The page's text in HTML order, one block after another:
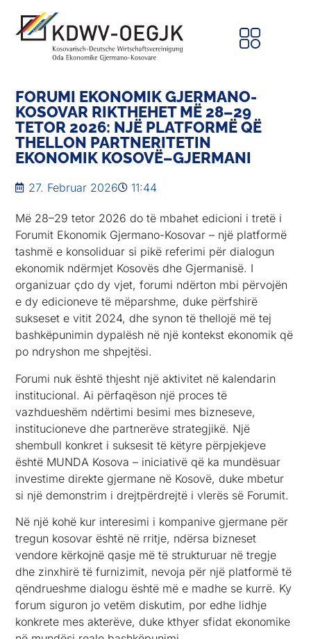
FORUMI EKONOMIK GJERMANO-
KOSOVAR RIKTHEHET MË 28–29
TETOR 2026: NJË PLATFORMË QË
THELLON PARTNERITETIN
EKONOMIK KOSOVË–GJERMANI
27. Februar 2026 11:44
Më 28–29 tetor 2026 do të mbahet edicioni i tretë i
Forumit Ekonomik Gjermano-Kosovar – një platformë
tashmë e konsoliduar si pikë referimi për dialogun
ekonomik ndërmjet Kosovës dhe Gjermanisë. I
organizuar çdo dy vjet, forumi ndërton mbi përvojën
e dy edicioneve të mëparshme, duke përfshirë
sukseset e vitit 2024, dhe synon të thellojë më tej
bashkëpunimin dypalësh në një kontekst ekonomik që
po ndryshon me shpejtësi.
Forumi nuk është thjesht një aktivitet në kalendarin
institucional. Ai përfaqëson një proces të
vazhdueshëm ndërtimi besimi mes bizneseve,
institucioneve dhe partnerëve strategjikë. Një
shembull konkret i suksesit të këtyre përpjekjeve
është MUNDA Kosova – iniciativë që ka mundësuar
investime direkte gjermane në Kosovë, duke mbetur
si një demonstrim i drejtpërdrejtë i vlerës së Forumit.
Në një kohë kur interesimi i kompanive gjermane për
tregun kosovar është në rritje, ndërsa bizneset
vendore kërkojnë qasje më të strukturuar në tregje
dhe zinxhirë të furnizimit, nevoja për një platformë të
qëndrueshme dialogu është më e madhe se kurrë. Ky
forum siguron jo vetëm diskutim, por edhe lidhje
konkrete mes akterëve, duke kthyer sfidat ekonomike